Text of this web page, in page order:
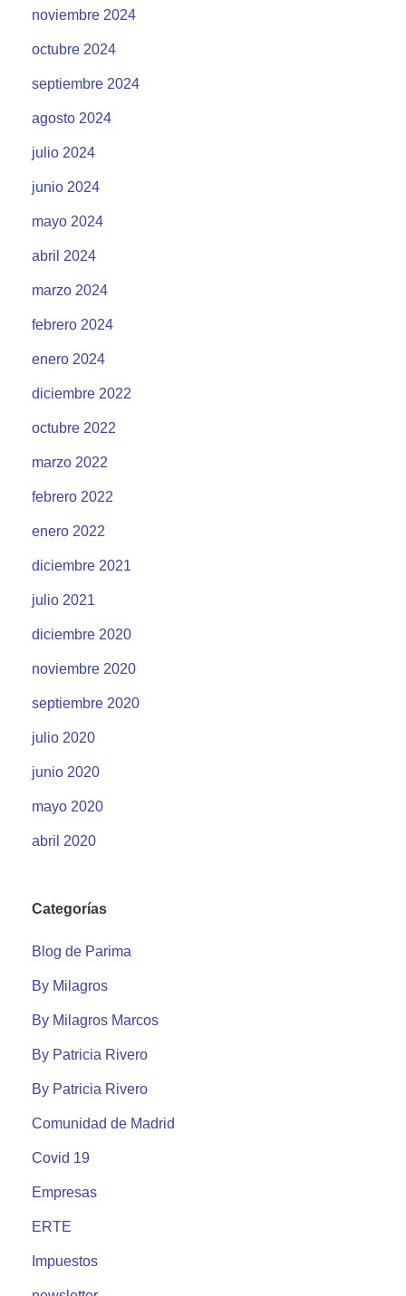
noviembre 2024
octubre 2024
septiembre 2024
agosto 2024
julio 2024
junio 2024
mayo 2024
abril 2024
marzo 2024
febrero 2024
enero 2024
diciembre 2022
octubre 2022
marzo 2022
febrero 2022
enero 2022
diciembre 2021
julio 2021
diciembre 2020
noviembre 2020
septiembre 2020
julio 2020
junio 2020
mayo 2020
abril 2020
Categorías
Blog de Parima
By Milagros
By Milagros Marcos
By Patricia Rivero
By Patricia Rivero
Comunidad de Madrid
Covid 19
Empresas
ERTE
Impuestos